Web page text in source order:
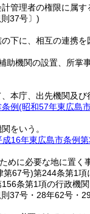
管理者の権限に属
37号〕)
下に、相互の連携
助機関の設置、所掌
本庁、出先機関及び
例(昭和57年東広島
をいう。
成16年東広島市条例
めに必要な地に置く
第67号)第244条第1項
条第1項の行政機関
37号・28年62号・